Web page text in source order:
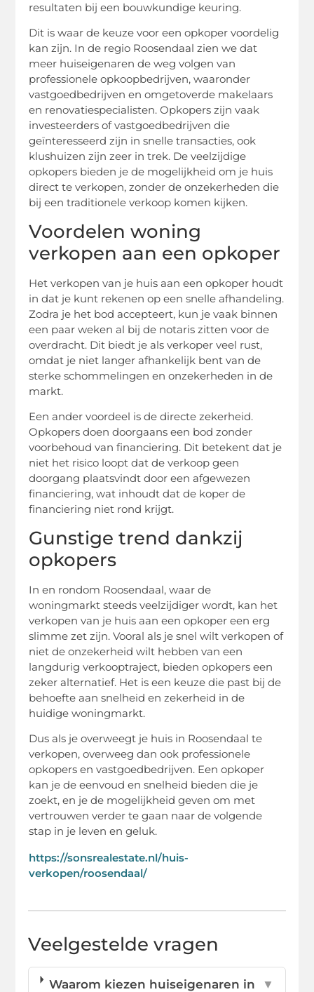
resultaten bij een bouwkundige keuring.
Dit is waar de keuze voor een opkoper voordelig
kan zijn. In de regio Roosendaal zien we dat
meer huiseigenaren de weg volgen van
professionele opkoopbedrijven, waaronder
vastgoedbedrijven en omgetoverde makelaars
en renovatiespecialisten. Opkopers zijn vaak
investeerders of vastgoedbedrijven die
geïnteresseerd zijn in snelle transacties, ook
klushuizen zijn zeer in trek. De veelzijdige
opkopers bieden je de mogelijkheid om je huis
direct te verkopen, zonder de onzekerheden die
bij een traditionele verkoop komen kijken.
Voordelen woning
verkopen aan een opkoper
Het verkopen van je huis aan een opkoper houdt
in dat je kunt rekenen op een snelle afhandeling.
Zodra je het bod accepteert, kun je vaak binnen
een paar weken al bij de notaris zitten voor de
overdracht. Dit biedt je als verkoper veel rust,
omdat je niet langer afhankelijk bent van de
sterke schommelingen en onzekerheden in de
markt.
Een ander voordeel is de directe zekerheid.
Opkopers doen doorgaans een bod zonder
voorbehoud van financiering. Dit betekent dat je
niet het risico loopt dat de verkoop geen
doorgang plaatsvindt door een afgewezen
financiering, wat inhoudt dat de koper de
financiering niet rond krijgt.
Gunstige trend dankzij
opkopers
In en rondom Roosendaal, waar de
woningmarkt steeds veelzijdiger wordt, kan het
verkopen van je huis aan een opkoper een erg
slimme zet zijn. Vooral als je snel wilt verkopen of
niet de onzekerheid wilt hebben van een
langdurig verkooptraject, bieden opkopers een
zeker alternatief. Het is een keuze die past bij de
behoefte aan snelheid en zekerheid in de
huidige woningmarkt.
Dus als je overweegt je huis in Roosendaal te
verkopen, overweeg dan ook professionele
opkopers en vastgoedbedrijven. Een opkoper
kan je de eenvoud en snelheid bieden die je
zoekt, en je de mogelijkheid geven om met
vertrouwen verder te gaan naar de volgende
stap in je leven en geluk.
https://sonsrealestate.nl/huis-
verkopen/roosendaal/
Veelgestelde vragen
Waarom kiezen huiseigenaren in
▼